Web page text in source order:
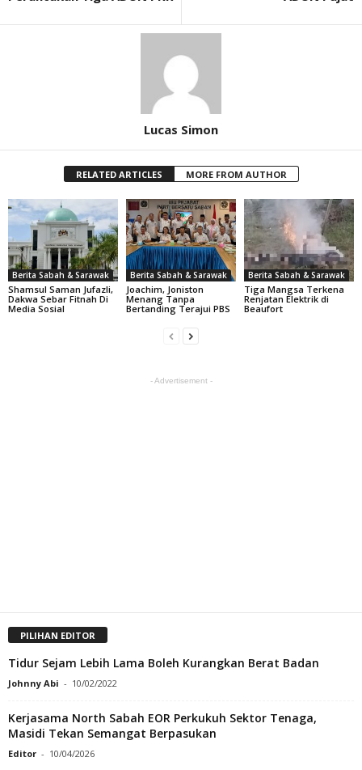
Lucas Simon
RELATED ARTICLES MORE FROM AUTHOR
Berita Sabah & Sarawak
Shamsul Saman Jufazli,
Dakwa Sebar Fitnah Di
Media Sosial
Berita Sabah & Sarawak
Joachim, Joniston
Menang Tanpa
Bertanding Terajui PBS
Berita Sabah & Sarawak
Tiga Mangsa Terkena
Renjatan Elektrik di
Beaufort
- Advertisement -
PILIHAN EDITOR
Tidur Sejam Lebih Lama Boleh Kurangkan Berat Badan
Johnny Abi - 10/02/2022
Kerjasama North Sabah EOR Perkukuh Sektor Tenaga,
Masidi Tekan Semangat Berpasukan
Editor - 10/04/2026